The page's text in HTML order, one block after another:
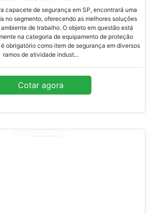
capacete de segurança em SP, encontrará uma
no segmento, oferecendo as melhores soluções
de trabalho. O objeto em questão está
na categoria de equipamento de proteção
obrigatório como item de segurança em diversos
ramos de atividade indust...
Cotar agora